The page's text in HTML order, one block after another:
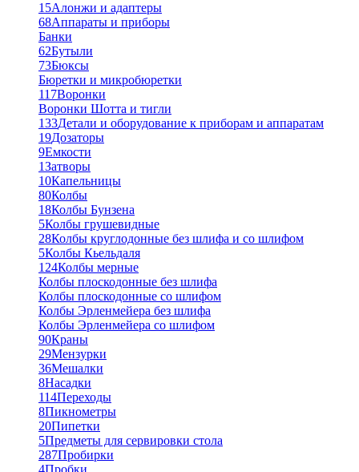
15Алонжи и адаптеры
68Аппараты и приборы
Банки
62Бутыли
73Бюксы
Бюретки и микробюретки
117Воронки
Воронки Шотта и тигли
133Детали и оборудование к приборам и аппаратам
19Дозаторы
9Емкости
1Затворы
10Капельницы
80Колбы
18Колбы Бунзена
5Колбы грушевидные
28Колбы круглодонные без шлифа и со шлифом
5Колбы Кьельдаля
124Колбы мерные
Колбы плоскодонные без шлифа
Колбы плоскодонные со шлифом
Колбы Эрленмейера без шлифа
Колбы Эрленмейера со шлифом
90Краны
29Мензурки
36Мешалки
8Насадки
114Переходы
8Пикнометры
20Пипетки
5Предметы для сервировки стола
287Пробирки
4Пробки